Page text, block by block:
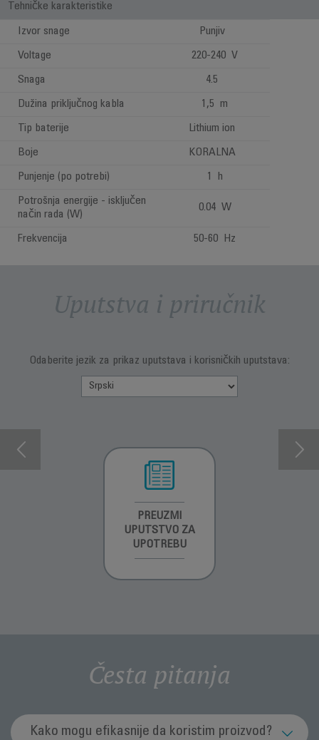
Tehničke karakteristike
Izvor snage Punjiv
Voltage 220-240 V
Snaga 4.5
Dužina priključnog kabla 1,5 m
Tip baterije Lithium ion
Boje KORALNA
Punjenje (po potrebi) 1 h
Potrošnja energije - isključen
način rada (W)
0.04 W
Frekvencija 50-60 Hz
Uputstva i priručnik
Odaberite jezik za prikaz uputstava i korisničkih uputstava:
PREUZMI
UPUTSTVO ZA
UPOTREBU
Česta pitanja
Kako mogu efikasnije da koristim proizvod?